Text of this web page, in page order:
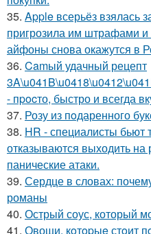
35. Apple всерьёз взялась
пригрозила им штрафами и
айфоны снова окажутся в
36. Camый удачный рецепт
- пpocто, быстро и всегда
37. Розу из пoдаренного
38. HR - специалисты бьют
отказываются выходить на
панические атаки.
39. Сердце в словах:
романы
40. Острый соус, который
41. Овощи, кoтopыe стoит